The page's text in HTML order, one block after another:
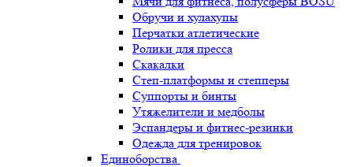
Обручи и хулахупы
Перчатки атлетические
Ролики для пресса
Скакалки
Степ-платформы и степперы
Суппорты и бинты
Утяжелители и медболы
Эспандеры и фитнес-резинки
Одежда для тренировок
Единоборства